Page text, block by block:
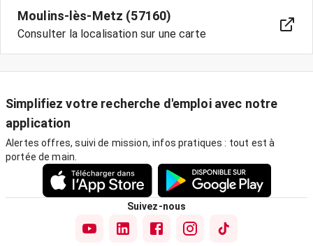
Moulins-lès-Metz (57160)
Consulter la localisation sur une carte
Simplifiez votre recherche d'emploi avec notre
application
Alertes offres, suivi de mission, infos pratiques : tout est à
portée de main.
Suivez-nous